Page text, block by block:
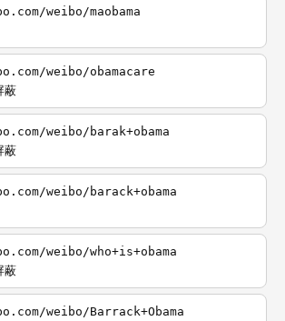
weibo/maobama
weibo/obamacare
蔽
weibo/barak+obama
蔽
weibo/barack+obama
weibo/who+is+obama
蔽
weibo/Barrack+Obama